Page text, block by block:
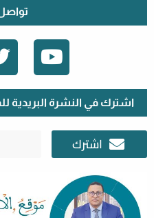
Y
O
U
T
U
اشترك في النشرة البريدية
اشترك